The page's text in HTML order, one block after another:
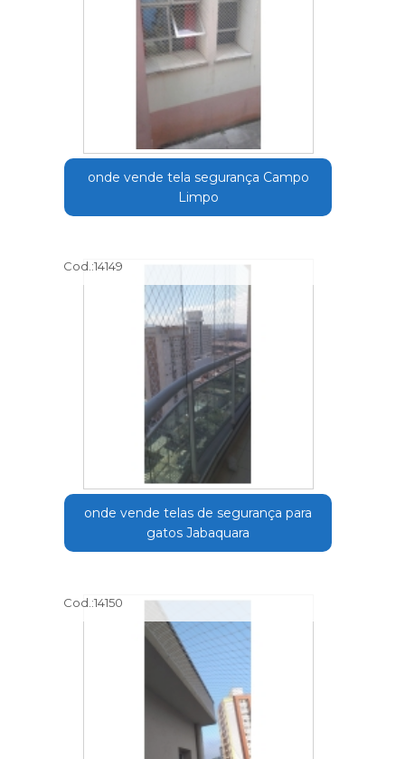
onde vende tela segurança Campo
Limpo
Cod.:14149
onde vende telas de segurança para
gatos Jabaquara
Cod.:14150